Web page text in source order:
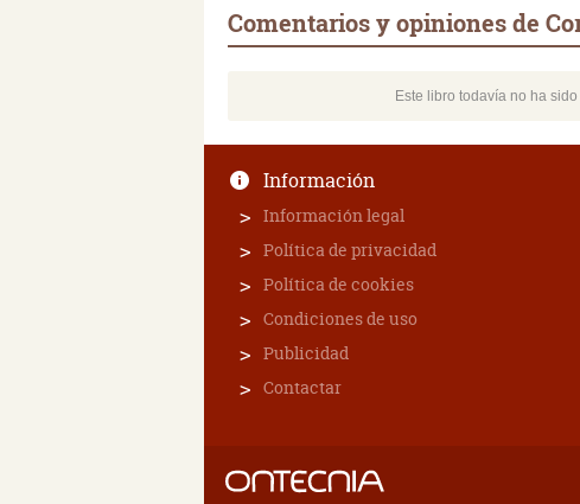
Comentarios y opiniones de
Este libro todavía no ha
Información
Información legal
Política de privacidad
Política de cookies
Condiciones de uso
Publicidad
Contactar